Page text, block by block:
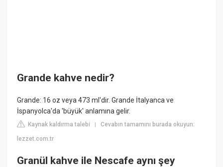
Grande kahve nedir?
Grande: 16 oz veya 473 ml'dir. Grande İtalyanca ve
İspanyolca'da 'büyük' anlamına gelir.
Kaynak kaldırma talebi |Cevabın tamamını burada okuyun:
lezzet.com.tr
Granül kahve ile Nescafe aynı şey